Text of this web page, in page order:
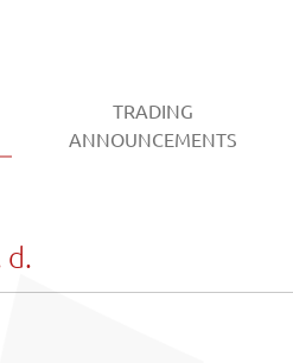
TRADING
ANNOUNCEMENTS
d.